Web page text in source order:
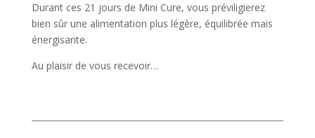
Durant ces 21 jours de Mini Cure, vous préviligierez
bien sûr une alimentation plus légère, équilibrée mais
énergisante.
Au plaisir de vous recevoir…